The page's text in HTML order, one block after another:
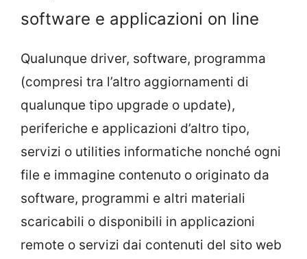
software e applicazioni on line
Qualunque driver, software, programma
(compresi tra l’altro aggiornamenti di
qualunque tipo upgrade o update),
periferiche e applicazioni d’altro tipo,
servizi o utilities informatiche nonché ogni
file e immagine contenuto o originato da
software, programmi e altri materiali
scaricabili o disponibili in applicazioni
remote o servizi dai contenuti del sito web